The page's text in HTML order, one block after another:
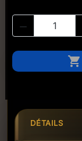


DÉTAILS